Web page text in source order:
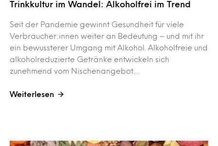
Trinkkultur im Wandel: Alkoholfrei im Trend
Seit der Pandemie gewinnt Gesundheit für viele
Verbraucher:innen weiter an Bedeutung – und mit ihr
ein bewussterer Umgang mit Alkohol. Alkoholfreie und
alkoholreduzierte Getränke entwickeln sich
zunehmend vom Nischenangebot…
Weiterlesen